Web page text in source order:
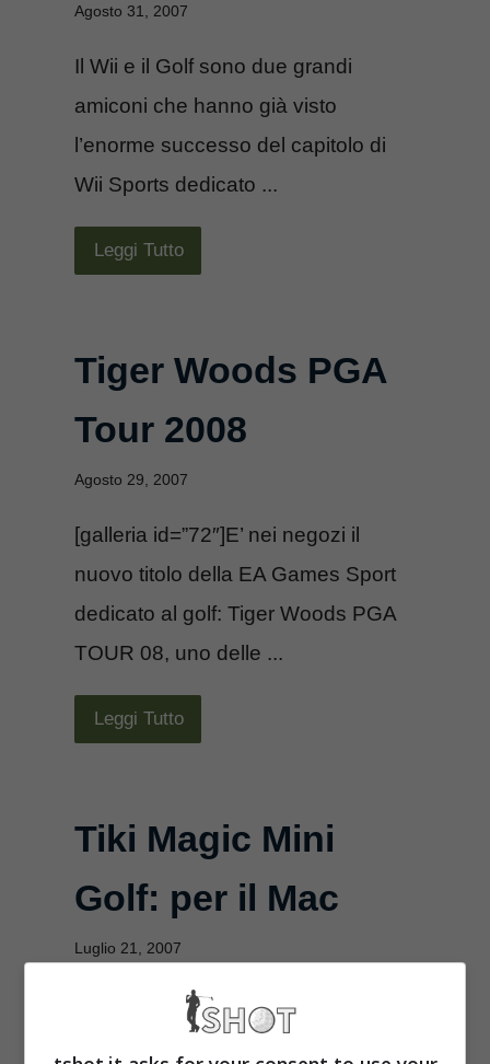
Agosto 31, 2007
Il Wii e il Golf sono due grandi
amiconi che hanno già visto
l’enorme successo del capitolo di
Wii Sports dedicato ...
Leggi Tutto
Tiger Woods PGA
Tour 2008
Agosto 29, 2007
[galleria id=”72″]E’ nei negozi il
nuovo titolo della EA Games Sport
dedicato al golf: Tiger Woods PGA
TOUR 08, uno delle ...
Leggi Tutto
Tiki Magic Mini
Golf: per il Mac
Luglio 21, 2007
Il Minigolf è sempre divertente, sia